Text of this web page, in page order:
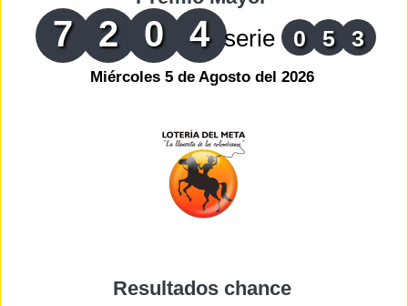
7 2 0 4 serie 0 5 3
Miércoles 5 de Agosto del 2026
Resultados chance